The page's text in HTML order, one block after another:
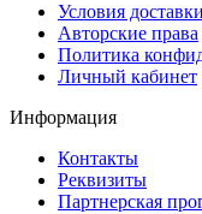
Условия доставки
Авторские права
Политика
Личный кабинет
Информация
Контакты
Реквизиты
Партнерская